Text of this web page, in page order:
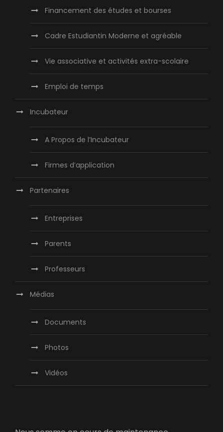
Financement des études et bourses
Cadre Estudiantin Moderne et agréable
Vie associative et activités extra-scolaire
Emploi de temps
Incubateur
A Propos de l’Incubateur
Firmes d’application
Partenaires
Entreprises
Parents
Professeurs
Médias
Documents
Photos
Vidéos